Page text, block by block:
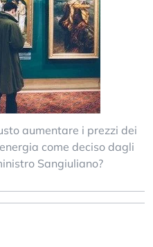
aumentare i prezzi dei
come deciso dagli
Sangiuliano?